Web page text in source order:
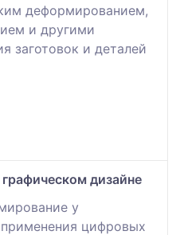
деформированием,
и другими
заготовок и деталей
дизайне
у
цифровых